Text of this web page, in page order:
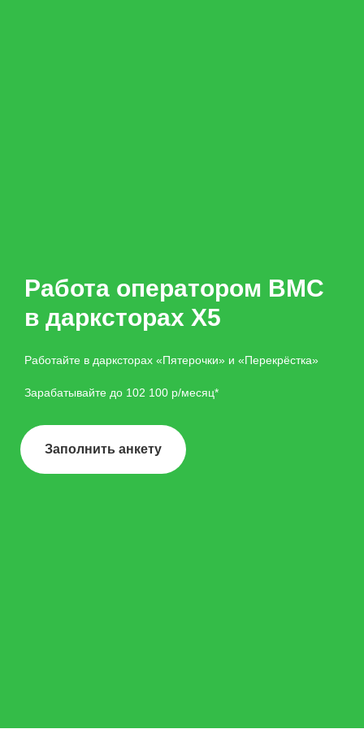
Работа оператором ВМС
в дарксторах X5
Работайте в дарксторах «Пятерочки» и «Перекрёстка»
Зарабатывайте до 102 100 р/месяц*
Заполнить анкету